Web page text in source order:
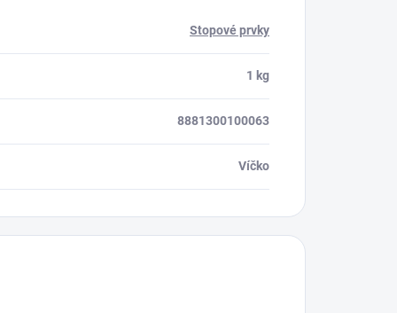
Stopové prvky
1 kg
8881300100063
Víčko